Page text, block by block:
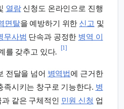
열람신청도 온라인으로 진행
면탈을 예방하기 위한 신고 및
무사범 단속과 공정한 병역 이
를 갖추고 있다.
[1]
전달을 넘어 병역법에 근거한
족시키는 창구로 기능한다. 병
과 같은 구체적인 민원 신청 업